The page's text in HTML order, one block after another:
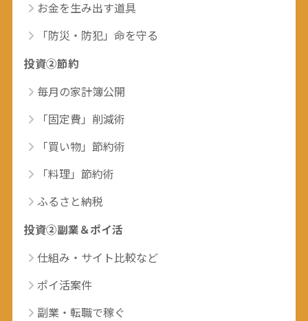
お金を生み出す道具
「防災・防犯」命を守る
投資②節約
毎月の家計簿公開
「固定費」削減術
「買い物」節約術
「料理」節約術
ふるさと納税
投資②副業＆ポイ活
仕組み・サイト比較など
ポイ活案件
副業・転職で稼ぐ